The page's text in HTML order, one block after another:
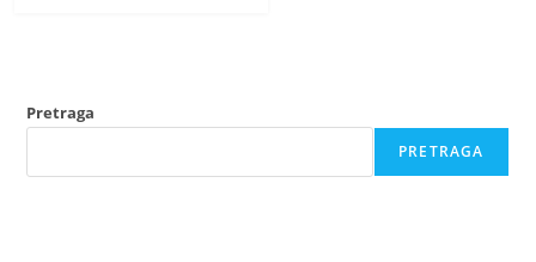
Pretraga
PRETRAGA